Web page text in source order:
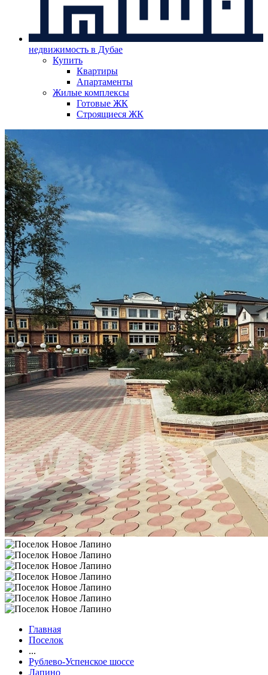
недвижимость в Дубае
Купить
Квартиры
Апартаменты
Жилые комплексы
Готовые ЖК
Строящиеся ЖК
Главная
Поселок
...
Рублево-Успенское шоссе
Лапино